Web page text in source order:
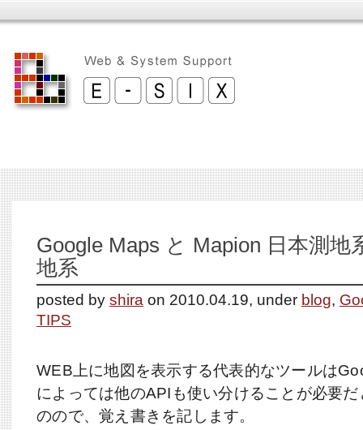
Google Maps と Mapion 日本測
地系
posted by shira on 2010.04.19, under blog,
TIPS
WEB上に地図を表示する代表的なツールは
によっては他のAPIも使い分けることが必要
のので、覚え書きを記します。